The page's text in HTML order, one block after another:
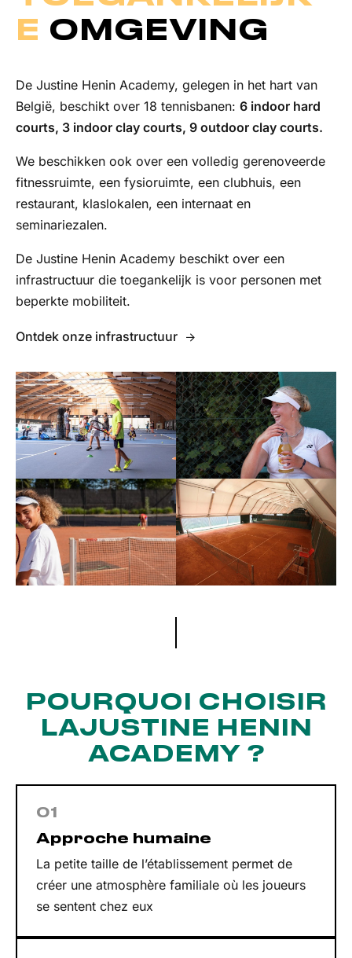
E OMGEVING
De Justine Henin Academy, gelegen in het hart van
België, beschikt over 18 tennisbanen: 6 indoor hard
courts, 3 indoor clay courts, 9 outdoor clay courts.
We beschikken ook over een volledig gerenoveerde
fitnessruimte, een fysioruimte, een clubhuis, een
restaurant, klaslokalen, een internaat en
seminariezalen.
De Justine Henin Academy beschikt over een
infrastructuur die toegankelijk is voor personen met
beperkte mobiliteit.
Ontdek onze infrastructuur
POURQUOI CHOISIR
LAJUSTINE HENIN
ACADEMY ?
01
Approche humaine
La petite taille de l’établissement permet de
créer une atmosphère familiale où les joueurs
se sentent chez eux